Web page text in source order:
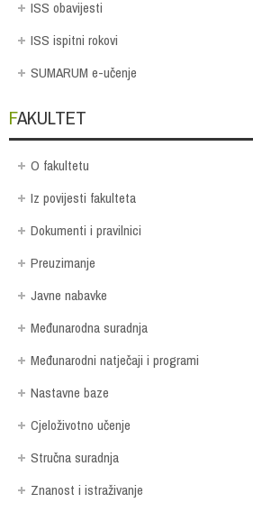
ISS obavijesti
ISS ispitni rokovi
SUMARUM e-učenje
FAKULTET
O fakultetu
Iz povijesti fakulteta
Dokumenti i pravilnici
Preuzimanje
Javne nabavke
Međunarodna suradnja
Međunarodni natječaji i programi
Nastavne baze
Cjeloživotno učenje
Stručna suradnja
Znanost i istraživanje